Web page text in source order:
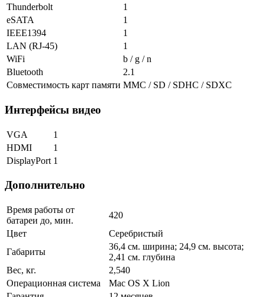
Thunderbolt
1
eSATA
1
IEEE1394
1
LAN (RJ-45)
1
WiFi
b / g / n
Bluetooth
2.1
Совместимость карт памяти MMC / SD / SDHC / SDXC
Интерфейсы видео
VGA
1
HDMI
1
DisplayPort 1
Дополнительно
Время работы от
батареи до, мин.
420
Цвет
Серебристый
Габариты
36,4 см. ширина; 24,9 см. высота;
2,41 см. глубина
Вес, кг.
2,540
Операционная система
Mac OS X Lion